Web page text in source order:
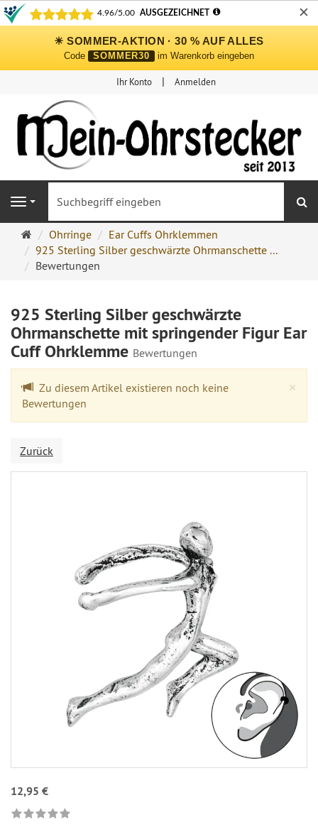
✕
☀ SOMMER-AKTION · 30 % AUF ALLES
Code SOMMER30 im Warenkorb eingeben
Ihr Konto Anmelden
Navigation
Ohrringe
Ohrstecker
Onlineshop
Ohrringe
Ear Cuffs Ohrklemmen
925 Sterling Silber geschwärzte Ohrmanschette ...
Bewertungen
925 Sterling Silber geschwärzte
Ohrmanschette mit springender Figur Ear
Cuff Ohrklemme Bewertungen
×
Zu diesem Artikel existieren noch keine
Bewertungen
Zurück
12,95 €